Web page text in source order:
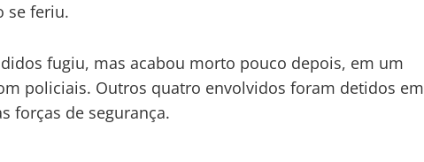
se feriu.
fugiu, mas acabou morto pouco depois, em um
policiais. Outros quatro envolvidos foram detidos em
forças de segurança.